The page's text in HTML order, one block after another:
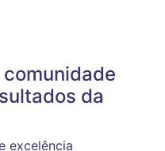
da
excelência